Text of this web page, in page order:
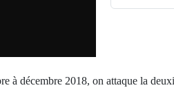
à décembre 2018, on attaque la